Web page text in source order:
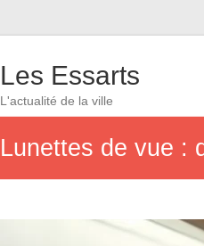
Les Essarts
L'actualité de la ville
Lunettes de vue :